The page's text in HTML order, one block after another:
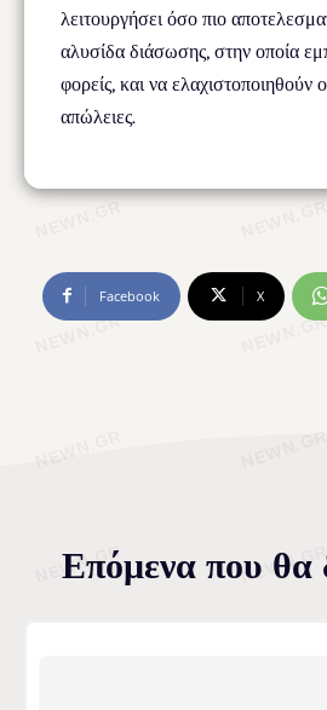
λειτουργήσει όσο πιο
αλυσίδα διάσωσης, στην οποία
φορείς, και να ελαχιστοποιηθούν
απώλειες.
Facebook X
Επόμενα που θα